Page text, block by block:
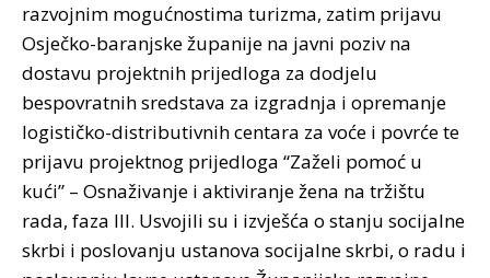
razvojnim mogućnostima turizma, zatim prijavu
Osječko-baranjske županije na javni poziv na
dostavu projektnih prijedloga za dodjelu
bespovratnih sredstava za izgradnja i opremanje
logističko-distributivnih centara za voće i povrće te
prijavu projektnog prijedloga “Zaželi pomoć u
kući” – Osnaživanje i aktiviranje žena na tržištu
rada, faza III. Usvojili su i izvješća o stanju socijalne
skrbi i poslovanju ustanova socijalne skrbi, o radu i